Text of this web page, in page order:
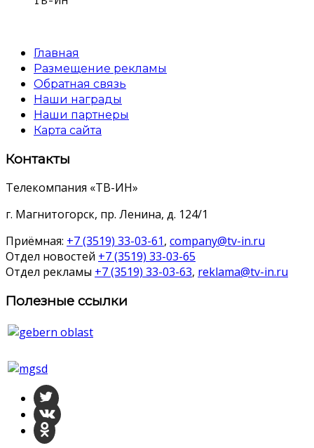
Главная
Размещение рекламы
Обратная связь
Наши награды
Наши партнеры
Карта сайта
Контакты
Телекомпания «ТВ-ИН»
г. Магнитогорск, пр. Ленина, д. 124/1
Приёмная: +7 (3519) 33-03-61, company@tv-in.ru
Отдел новостей +7 (3519) 33-03-65
Отдел рекламы +7 (3519) 33-03-63, reklama@tv-in.ru
Полезные ссылки